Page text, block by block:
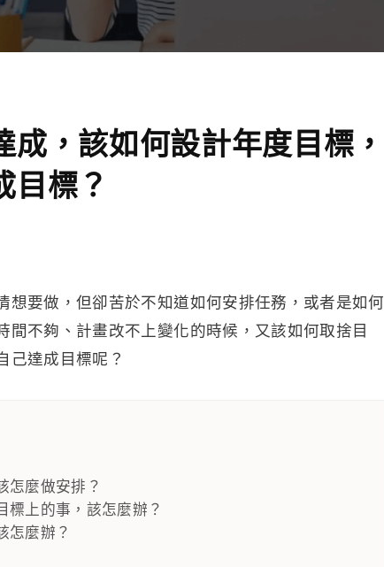
成，該如何設計年度目標，
目標？
想要做，但卻苦於不知道如何安排任務，或者是如何
間不夠、計畫改不上變化的時候，又該如何取捨目
己達成目標呢？
怎麼做安排？
標上的事，該怎麼辦？
怎麼辦？